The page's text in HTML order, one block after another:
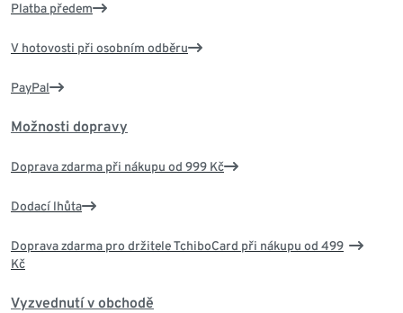
Platba předem
V hotovosti při osobním odběru
PayPal
Možnosti dopravy
Doprava zdarma při nákupu od 999 Kč
Dodací lhůta
Doprava zdarma pro držitele TchiboCard při nákupu od 499
Kč
Vyzvednutí v obchodě